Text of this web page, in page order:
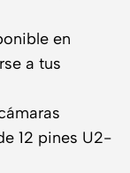
en
a tus
12 pines U2-